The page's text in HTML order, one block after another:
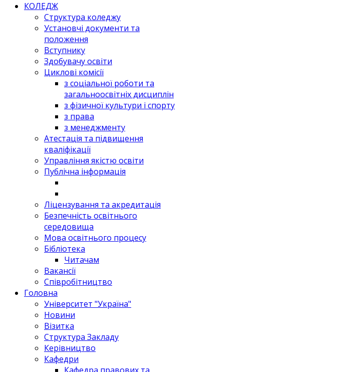
КОЛЕДЖ
Структура коледжу
Установчі документи та
положення
Вступнику
Здобувачу освіти
Циклові комісії
з соціальної роботи та
загальноосвітніх дисциплін
з фізичної культури і спорту
з права
з менеджменту
Атестація та підвищення
кваліфікації
Управління якістю освіти
Публічна інформація
Ліцензування та акредитація
Безпечність освітнього
середовища
Мова освітнього процесу
Бібліотека
Читачам
Вакансії
Співробітництво
Головна
Університет "Україна"
Новини
Візитка
Структура Закладу
Керівництво
Кафедри